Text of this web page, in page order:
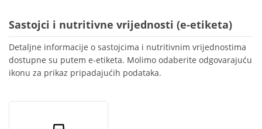
Sastojci i nutritivne vrijednosti (e-etiketa)
Detaljne informacije o sastojcima i nutritivnim vrijednostima
dostupne su putem e-etiketa. Molimo odaberite odgovarajuću
ikonu za prikaz pripadajućih podataka.